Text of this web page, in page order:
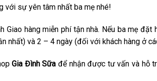
với sự yên tâm nhất ba mẹ nhé!
Giao hàng miễn phí tận nhà. Nếu ba mẹ đặt
nhất) và 2 – 4 ngày (đối với khách hàng ở
Gia Đình Sữa để nhận được tư vấn và hỗ